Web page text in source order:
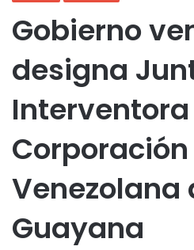
Gobierno
designa
Corporación
Venezolana
Guayana